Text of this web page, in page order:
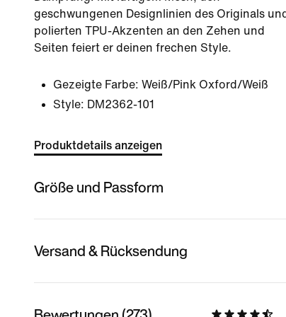
geschwungenen Designlinien des Originals und
polierten TPU-Akzenten an den Zehen und
Seiten feiert er deinen frechen Style.
Gezeigte Farbe: Weiß/Pink Oxford/Weiß
Style: DM2362-101
Produktdetails anzeigen
Größe und Passform
Versand & Rücksendung